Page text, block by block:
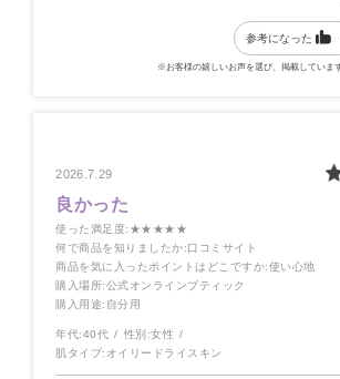
参考になった
※お客様の嬉しいお声を選び、掲載していま
2026.7.29
良かった
使った満足度:★★★★★
何で商品を知りましたか:口コミサイト
商品を気に入ったポイントはどこですか:使い心地
購入場所:公式オンラインブティック
購入用途:自分用
年代:40代 性別:女性
肌タイプ: オイリードライスキン